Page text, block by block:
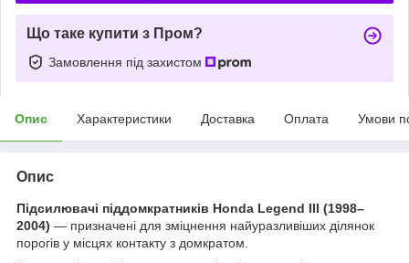
Що таке купити з Пром?
Замовлення під захистом
Опис Характеристики Доставка Оплата Умови
Опис
Підсилювачі піддомкратників Honda Legend III (1998–
2004) — призначені для зміцнення найуразливіших ділянок
порогів у місцях контакту з домкратом.